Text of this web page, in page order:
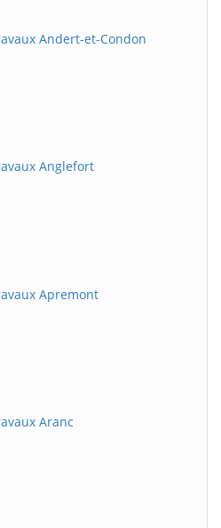
Andert-et-Condon
Anglefort
Apremont
Aranc